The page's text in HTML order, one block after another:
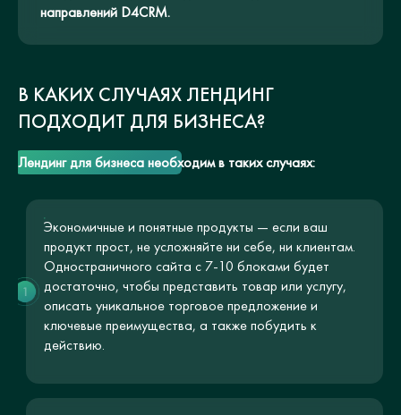
направлений D4CRM.
В КАКИХ СЛУЧАЯХ ЛЕНДИНГ
ПОДХОДИТ ДЛЯ БИЗНЕСА?
Лендинг для бизнеса необходим в таких случаях:
Экономичные и понятные продукты — если ваш
продукт прост, не усложняйте ни себе, ни клиентам.
Одностраничного сайта с 7-10 блоками будет
достаточно, чтобы представить товар или услугу,
описать уникальное торговое предложение и
ключевые преимущества, а также побудить к
действию.
1